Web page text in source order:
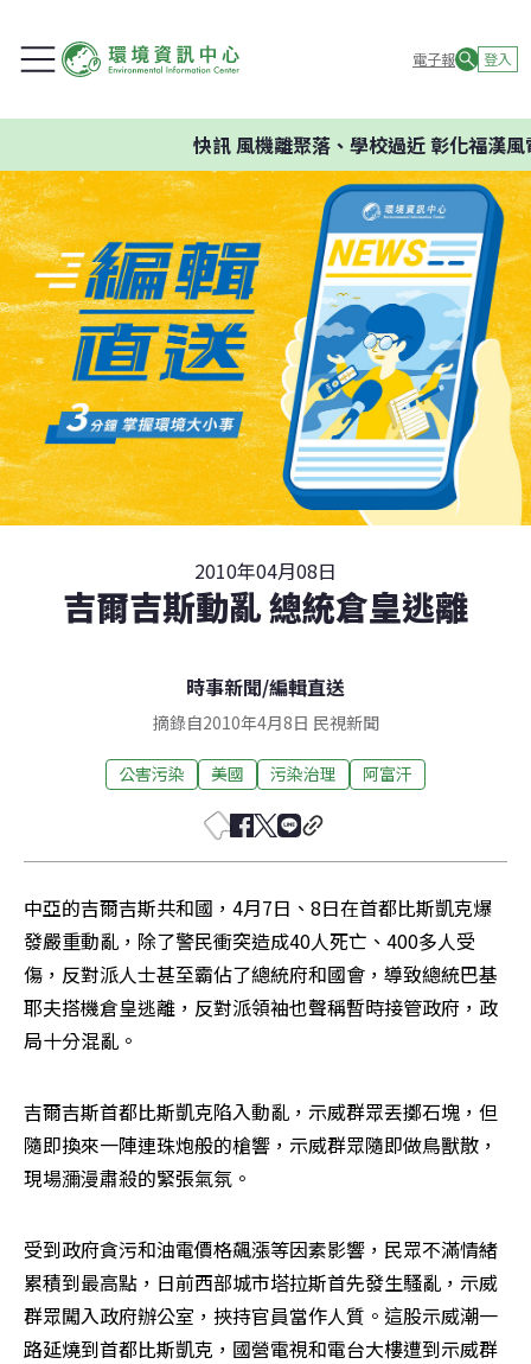
電子報 登入
快訊風機離聚落、學校過近 彰化福漢風
2010年04月08日
吉爾吉斯動亂 總統倉皇逃離
時事新聞/編輯直送
摘錄自2010年4月8日 民視新聞
公害污染 美國 污染治理 阿富汗
中亞的吉爾吉斯共和國，4月7日、8日在首都比斯凱克爆
發嚴重動亂，除了警民衝突造成40人死亡、400多人受
傷，反對派人士甚至霸佔了總統府和國會，導致總統巴基
耶夫搭機倉皇逃離，反對派領袖也聲稱暫時接管政府，政
局十分混亂。
吉爾吉斯首都比斯凱克陷入動亂，示威群眾丟擲石塊，但
隨即換來一陣連珠炮般的槍響，示威群眾隨即做鳥獸散，
現場瀰漫肅殺的緊張氣氛。
受到政府貪污和油電價格飆漲等因素影響，民眾不滿情緒
累積到最高點，日前西部城市塔拉斯首先發生騷亂，示威
群眾闖入政府辦公室，挾持官員當作人質。這股示威潮一
路延燒到首都比斯凱克，國營電視和電台大樓遭到示威群